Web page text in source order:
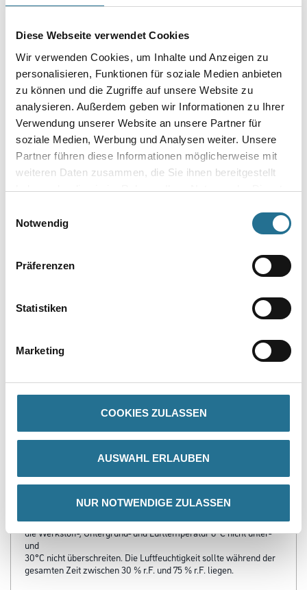
Diese Webseite verwendet Cookies
Wir verwenden Cookies, um Inhalte und Anzeigen zu
personalisieren, Funktionen für soziale Medien anbieten
zu können und die Zugriffe auf unsere Website zu
analysieren. Außerdem geben wir Informationen zu Ihrer
Verwendung unserer Website an unsere Partner für
soziale Medien, Werbung und Analysen weiter. Unsere
Partner führen diese Informationen möglicherweise mit
weiteren Daten zusammen, die Sie ihnen bereitgestellt
haben oder die sie im Rahmen Ihrer Nutzung der Dienste
Notwendig
Präferenzen
Statistiken
Marketing
COOKIES ZULASSEN
AUSWAHL ERLAUBEN
NUR NOTWENDIGE ZULASSEN
Glanzgrad
Gebinde
Umrechnungsfaktoren
- Atmungsaktive Oberfläche
- Sehr gut wasserdampfdiffusionsfähig (410g/m² in 24 Std. (DIN
53122), µ=50, Sd=0,04 m)
Verarbeitungstemp./Luftfeuchte
Während der gesamten Verarbeitungs- und Trocknungszeit darf
die Werkstoff-, Untergrund- und Lufttemperatur 8°C nicht unter-
und
30°C nicht überschreiten. Die Luftfeuchtigkeit sollte während der
gesamten Zeit zwischen 30 % r.F. und 75 % r.F. liegen.